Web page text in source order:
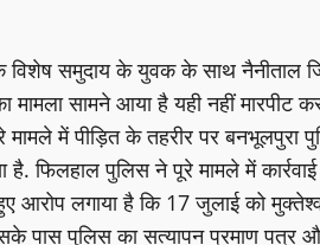
विशेष समुदाय के युवक के साथ नैनीताल
सामने आया है यही नहीं मारपीट
में पीड़ित के तहरीर पर बनभूलपुरा
है. फिलहाल पुलिस ने पूरे मामले में
आरोप लगाया है कि 17 जुलाई को
पास पुलिस का सत्यापन प्रमाण पत्र